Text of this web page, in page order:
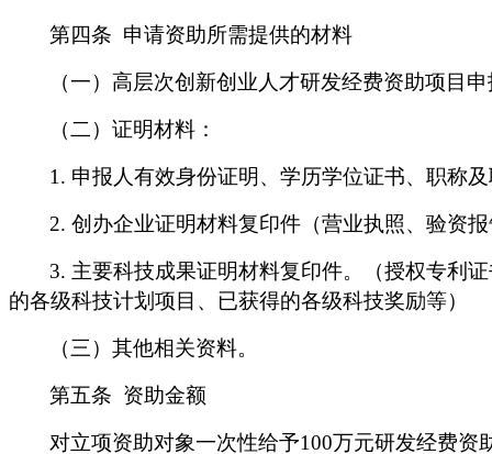
第四条 申请资助所需提供的材料
（一）高层次创新创业人才研发经费资助项目
（二）证明材料：
1. 申报人有效身份证明、学历学位证书、职称
2.创办企业证明材料复印件（营业执照、验资
3. 主要科技成果证明材料复印件。（授权专利
的各级科技计划项目、已获得的各级科技奖励等）
（三）其他相关资料。
第五条 资助金额
对立项资助对象一次性给予100万元研发经费资